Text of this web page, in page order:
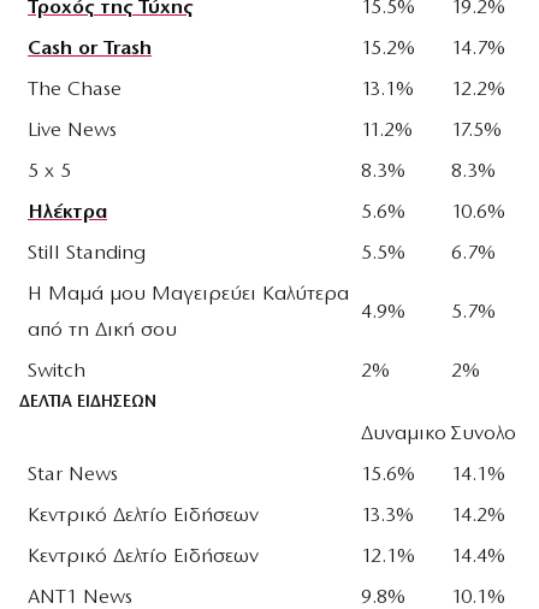
Τροχός της Τύχης
15.5%
19.2%
Cash or Trash
15.2%
14.7%
The Chase
13.1%
12.2%
Live News
11.2%
17.5%
5 x 5
8.3%
8.3%
Ηλέκτρα
5.6%
10.6%
Still Standing
5.5%
6.7%
Η Μαμά μου Μαγειρεύει Καλύτερα
από τη Δική σου
4.9% 5.7%
Switch 2% 2%
ΔΕΛΤΙΑ ΕΙΔΗΣΕΩΝ
Δυναμικο Συνολο
Star News
15.6%
14.1%
Κεντρικό Δελτίο Ειδήσεων
13.3%
14.2%
Κεντρικό Δελτίο Ειδήσεων
12.1%
14.4%
ANT1 News
9.8%
10.1%